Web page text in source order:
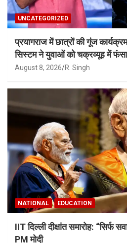
UNCATEGORIZED
प्रयागराज में छात्रों की गूंज
सिस्टम ने युवाओं को चक्रव्यूह में फंसा
August 8, 2026 R. Singh
NATIONAL EDUCATION
IIT दिल्ली दीक्षांत समारोह: “सिर्फ
PM मोदी